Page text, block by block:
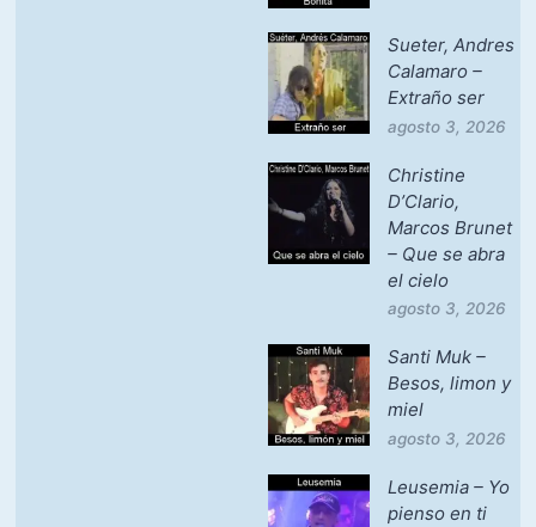
Sueter, Andres
Calamaro –
Extraño ser
agosto 3, 2026
Christine
D’Clario,
Marcos Brunet
– Que se abra
el cielo
agosto 3, 2026
Santi Muk –
Besos, limon y
miel
agosto 3, 2026
Leusemia – Yo
pienso en ti